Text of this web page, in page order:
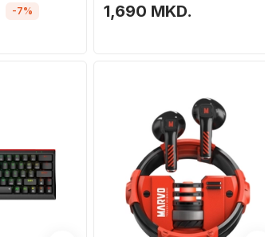
dpi,
-7%
кабел, слушалки со
1,690 MKD.